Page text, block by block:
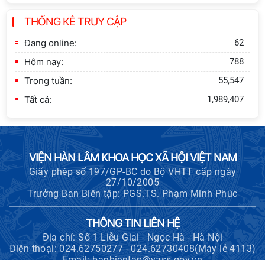
sinh đào tạo trình độ tiến sĩ đợt 1
THỐNG KÊ TRUY CẬP
Đang online: 62
Hôm nay: 788
Trong tuần: 55,547
Tất cả: 1,989,407
VIỆN HÀN LÂM KHOA HỌC XÃ HỘI VIỆT NAM
Giấy phép số 197/GP-BC do Bộ VHTT cấp ngày
27/10/2005
Trưởng Ban Biên tập: PGS.TS. Phạm Minh Phúc
THÔNG TIN LIÊN HỆ
Địa chỉ: Số 1 Liễu Giai - Ngọc Hà - Hà Nội
Điện thoại: 024.62750277 - 024.62730408(Máy lẻ 4113)